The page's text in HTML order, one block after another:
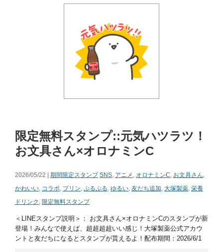
限定無料スタンプ::元気ハツラツ！
お文具さん×オロナミンC
2026/05/22 | 期間限定スタンプ SNS, アニメ , オロナミンC, お文具さん,
かわいい, コラボ, プリン, ぷるぷる, ゆるい, 友だち追加, 大塚製薬, 栄養
ドリンク , 限定無料スタンプ
＜LINEスタンプ説明＞： お文具さん×オロナミンCのスタンプが新
登場！みんなで使えば、超超超超いい感じ！大塚製薬公式アカウ
ントと友だちになるとスタンプが貰えるよ！配布期間：2026/6/1